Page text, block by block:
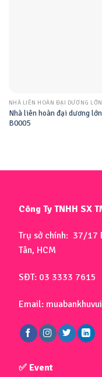
NHÀ LIÊN HOÀN ĐẠI DƯƠNG LỚN
Nhà liên hoàn đại dương
B0005
Công Ty TNHH SX
Trụ sở chính: 37/17
Tân, HCM
SĐT: 03 3333 7615
Email:
✅ Event